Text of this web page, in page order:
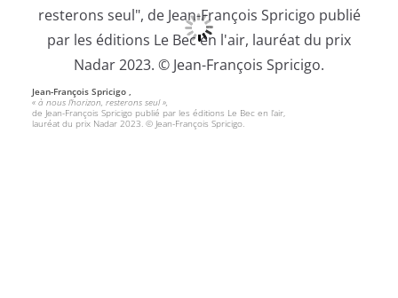
Jean-François Spricigo ,
« à nous l’horizon, resterons seul »,
de Jean-François Spricigo publié par les éditions Le Bec en l’air,
lauréat du prix Nadar 2023. © Jean-François Spricigo.